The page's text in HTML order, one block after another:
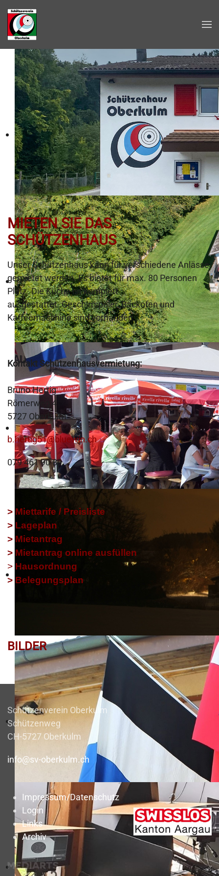
Zum Hauptinhalt springen
MIETEN SIE DAS
SCHÜTZENHAUS
Unser Schützenhaus kann für verschiedene Anlässe
gemietet werden. Es bietet für max. 80 Personen
Platz. Die Küche ist komplett
ausgestattet. Geschirrspüler, Backofen und
Kaffeemaschine sind vorhanden.
Kontakt Schützenhausvermietung:
Bruno Hertig
Römerweg 4
5727 Oberkulm
b.hertig51@bluewin.ch
079 461 90 89
> Miettarife / Preisliste
> Lageplan
> Mietantrag
> Mietantrag online ausfüllen
> Hausordnung
> Belegungsplan
BILDER
Schützenverein Oberkulm
Schützenweg
CH-5727 Oberkulm
info@sv-oberkulm.ch
Impressum/Datenschutz
Login
Links
Archiv